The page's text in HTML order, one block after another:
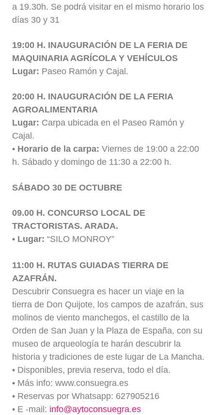
a 19.30h. Se podrá visitar en el mismo horario los
días 30 y 31
19:00 H. INAUGURACIÓN DE LA FERIA DE
MAQUINARIA AGRÍCOLA Y VEHÍCULOS
Lugar: Paseo Ramón y Cajal.
20:00 H. INAUGURACIÓN DE LA FERIA
AGROALIMENTARIA
Lugar: Carpa ubicada en el Paseo Ramón y
Cajal.
• Horario de la carpa: Viernes de 19:00 a 22:00
h. Sábado y domingo de 11:30 a 22:00 h.
SÁBADO 30 DE OCTUBRE
09.00 H. CONCURSO LOCAL DE
TRACTORISTAS. ARADA.
• Lugar: “SILO MONROY”
11:00 H. RUTAS GUIADAS TIERRA DE
AZAFRÁN.
Descubrir Consuegra es hacer un viaje en la
tierra de Don Quijote, los campos de azafrán, sus
molinos de viento manchegos, el castillo de la
Orden de San Juan y la Plaza de España, con su
museo de arqueología te harán descubrir la
historia y tradiciones de este lugar de La Mancha.
• Disponibles, previa reserva, todo el día.
• Más info: www.consuegra.es
• Reservas por Whatsapp: 627905216
• E -mail: info@aytoconsuegra.es